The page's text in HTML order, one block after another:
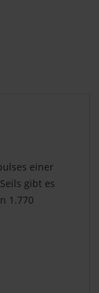
einer
gibt es
1.770